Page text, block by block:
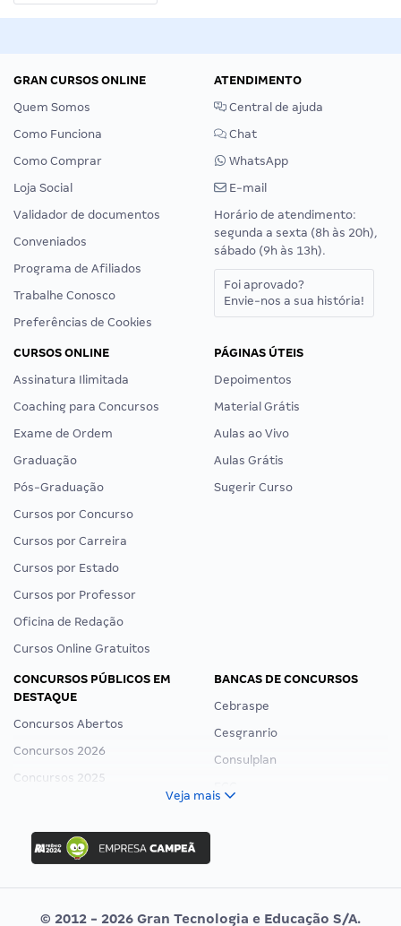
GRAN CURSOS ONLINE
Quem Somos
Como Funciona
Como Comprar
Loja Social
Validador de documentos
Conveniados
Programa de Afiliados
Trabalhe Conosco
Preferências de Cookies
ATENDIMENTO
Central de ajuda
Chat
WhatsApp
E-mail
Horário de atendimento:
segunda a sexta (8h às 20h),
sábado (9h às 13h).
Foi aprovado?
Envie-nos a sua história!
CURSOS ONLINE
Assinatura Ilimitada
Coaching para Concursos
Exame de Ordem
Graduação
Pós-Graduação
Cursos por Concurso
Cursos por Carreira
Cursos por Estado
Cursos por Professor
Oficina de Redação
Cursos Online Gratuitos
PÁGINAS ÚTEIS
Depoimentos
Material Grátis
Aulas ao Vivo
Aulas Grátis
Sugerir Curso
CONCURSOS PÚBLICOS EM
DESTAQUE
Concursos Abertos
Concursos 2026
Concursos 2025
Concurso Ibama
Concurso MPU
Editais publicados
BANCAS DE CONCURSOS
Cebraspe
Cesgranrio
Consulplan
Vunesp
Veja mais
© 2012 - 2026 Gran Tecnologia e Educação S/A.